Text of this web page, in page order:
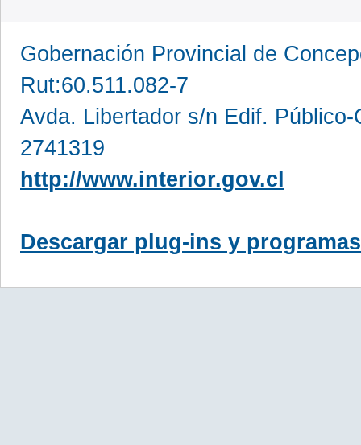
Gobernación Provincial de
Rut:60.511.082-7
Avda. Libertador s/n Edif.
2741319
http://www.interior.gov.cl
Descargar plug-ins y